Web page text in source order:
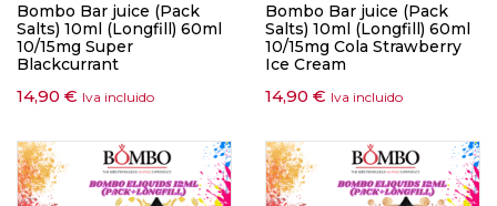
Bombo Bar juice (Pack
Salts) 10ml (Longfill) 60ml
10/15mg Super
Blackcurrant
14,90 € Iva incluido
Bombo Bar juice (Pack
Salts) 10ml (Longfill) 60ml
10/15mg Cola Strawberry
Ice Cream
14,90 € Iva incluido